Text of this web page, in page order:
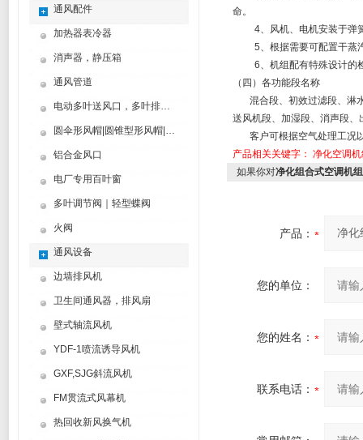
通风配件
加热器表冷器
消声器，静压箱
通风管道
电动多叶送风口，多叶排烟口
圆伞形风帽|圆锥型形风帽|筒形风帽
铝合金风口
电厂专用百叶窗
多叶调节阀｜轻型蝶阀
火阀
通风设备
边墙排风机
卫生间通风器，排风扇
壁式轴流风机
YDF-1喷流诱导风机
GXF,SJG斜流风机
FM贯流式风幕机
热回收新风换气机
命。
4、风机、电机安装于弹簧
5、根据需要可配置干蒸汽
6、机组配有特殊设计的
（四）各功能段名称
混合段、初效过滤段、淋水
送风机段、加湿段、消声段、
客户可根据空气处理工况
产品相关关键字： 净化空调
如果你对净化组合式空调机
产品：
您的单位：
您的姓名：
联系电话：